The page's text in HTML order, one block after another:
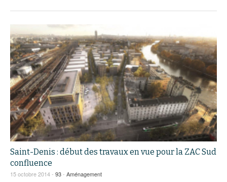
Saint-Denis : début des travaux en vue pour la ZAC Sud
confluence
15 octobre 2014 - 93- Aménagement